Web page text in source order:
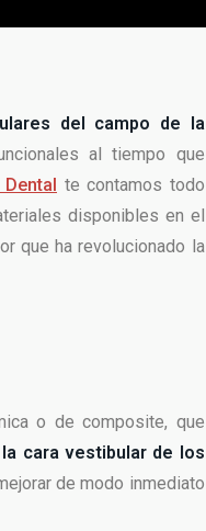
del campo de la
al tiempo que
Dental
te contamos todo
disponibles en el
que ha revolucionado la
o de composite, que
cara vestibular de los
de modo inmediato